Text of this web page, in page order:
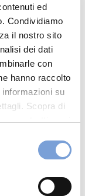
ed
Condividiamo
il nostro sito
dei dati
con
hanno raccolto
su
Scopra di
come trattiamo i
"Informativa